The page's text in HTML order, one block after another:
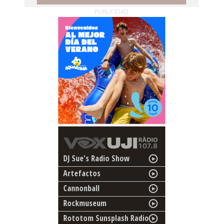
PUBLICIDAD
DJ Sue's Radio Show
Artefactos
Cannonball
Rockmuseum
Rototom Sunsplash Radio